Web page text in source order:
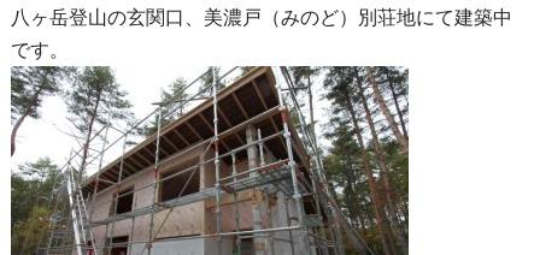
八ヶ岳登山の玄関口、美濃戸（みのど）別荘地にて建築中
です。